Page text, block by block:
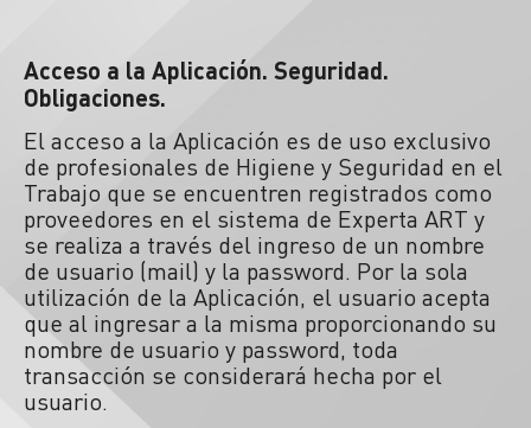
Acceso a la Aplicación. Seguridad.
Obligaciones.
El acceso a la Aplicación es de uso exclusivo
de profesionales de Higiene y Seguridad en el
Trabajo que se encuentren registrados como
proveedores en el sistema de Experta ART y
se realiza a través del ingreso de un nombre
de usuario (mail) y la password. Por la sola
utilización de la Aplicación, el usuario acepta
que al ingresar a la misma proporcionando su
nombre de usuario y password, toda
transacción se considerará hecha por el
usuario.